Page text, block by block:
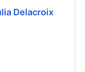
Delacroix